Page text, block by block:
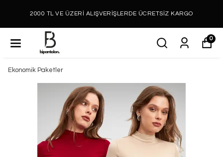
2000 TL VE ÜZERİ ALIŞVERİŞLERDE ÜCRETSİZ KARGO
0
Ekonomik Paketler